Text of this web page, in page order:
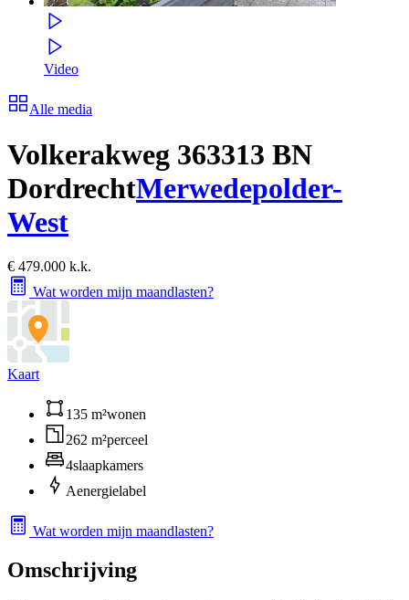
Video
Alle media
Volkerakweg 363313 BN
DordrechtMerwedepolder-
West
€ 479.000 k.k.
Wat worden mijn maandlasten?
Kaart
135 m²wonen
262 m²perceel
4slaapkamers
Aenergielabel
Wat worden mijn maandlasten?
Omschrijving